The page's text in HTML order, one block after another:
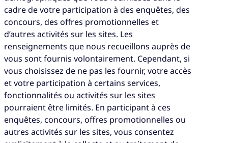
cadre de votre participation à des enquêtes, des
concours, des offres promotionnelles et
d’autres activités sur les sites. Les
renseignements que nous recueillons auprès de
vous sont fournis volontairement. Cependant, si
vous choisissez de ne pas les fournir, votre accès
et votre participation à certains services,
fonctionnalités ou activités sur les sites
pourraient être limités. En participant à ces
enquêtes, concours, offres promotionnelles ou
autres activités sur les sites, vous consentez